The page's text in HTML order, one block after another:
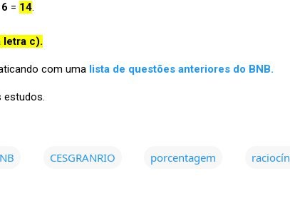
= 14.
letra c).
com uma lista de questões anteriores do BNB.
estudos.
CESGRANRIO porcentagem